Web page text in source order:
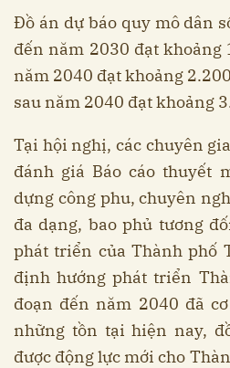
Đồ án dự báo quy mô dân
đến năm 2030 đạt khoảng
năm 2040 đạt khoảng
sau năm 2040 đạt khoảng
Tại hội nghị, các chuyên
đánh giá Báo cáo thuyết
dựng công phu, chuyên
đa dạng, bao phủ tương
phát triển của Thành phố
định hướng phát triển
đoạn đến năm 2040 đã
những tồn tại hiện nay,
được động lực mới cho